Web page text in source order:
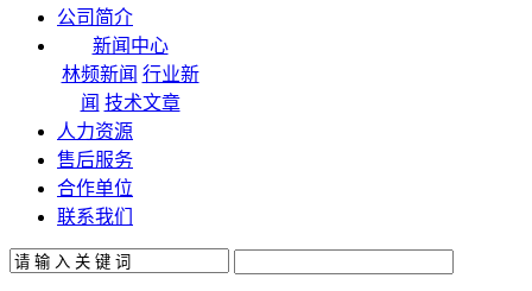
公司简介
新闻中心
林频新闻 行业新
闻 技术文章
人力资源
售后服务
合作单位
联系我们